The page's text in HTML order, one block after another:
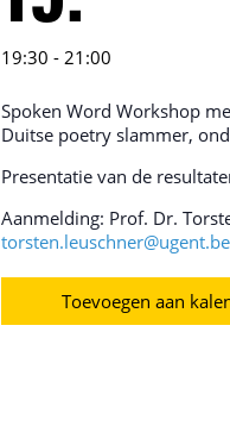
19:30 - 21:00
Spoken Word Workshop
Duitse poetry slammer,
Presentatie van de
Aanmelding: Prof. Dr.
torsten.leuschner@ugent.be
Toevoegen aan